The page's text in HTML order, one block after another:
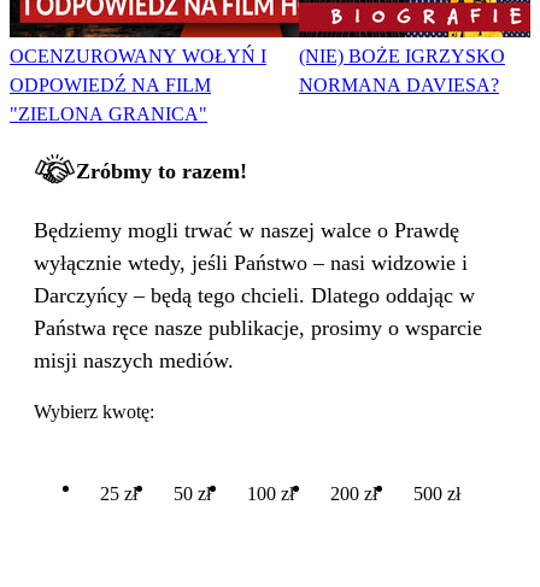
OCENZUROWANY WOŁYŃ I
ODPOWIEDŹ NA FILM
"ZIELONA GRANICA"
(NIE) BOŻE IGRZYSKO
NORMANA DAVIESA?
Zróbmy to razem!
Będziemy mogli trwać w naszej walce o Prawdę
wyłącznie wtedy, jeśli Państwo – nasi widzowie i
Darczyńcy – będą tego chcieli. Dlatego oddając w
Państwa ręce nasze publikacje, prosimy o wsparcie
misji naszych mediów.
Wybierz kwotę:
25 zł 50 zł 100 zł 200 zł 500 zł